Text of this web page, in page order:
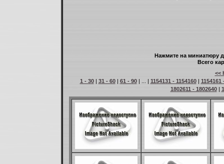
Нажмите на миниатюру
Всего
<<
1 - 30| 31 - 60| 61 - 90| ... | 1154131 - 1154160| 1154161
1802611 - 1802640|